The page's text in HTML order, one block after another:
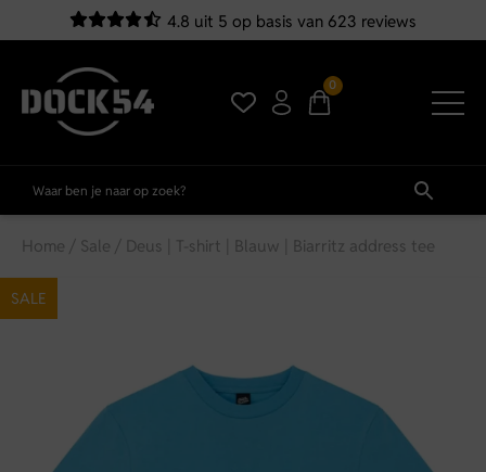
4.8 uit 5 op basis van 623 reviews
0
Home / Sale / Deus | T-shirt | Blauw | Biarritz address tee
SALE